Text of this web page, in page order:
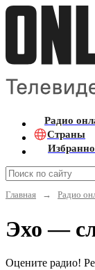
Радио
Страны
Главная
→ Радио
Эхо —
Оцените радио!